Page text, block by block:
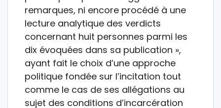
remarques, ni encore procédé à une
lecture analytique des verdicts
concernant huit personnes parmi les
dix évoquées dans sa publication »,
ayant fait le choix d’une approche
politique fondée sur l’incitation tout
comme le cas de ses allégations au
sujet des conditions d’incarcération